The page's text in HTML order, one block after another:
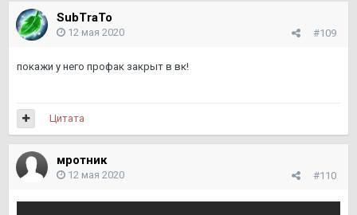
SubTraTo
#109
12 мая 2020
покажи у него профак закрыт в вк!
Цитата
мротник
#110
12 мая 2020